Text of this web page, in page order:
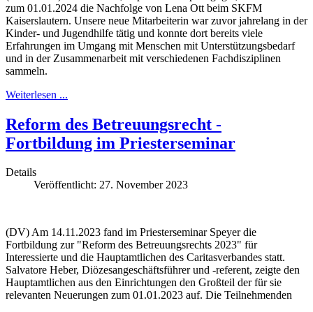
zum 01.01.2024 die Nachfolge von Lena Ott beim SKFM
Kaiserslautern. Unsere neue Mitarbeiterin war zuvor jahrelang in der
Kinder- und Jugendhilfe tätig und konnte dort bereits viele
Erfahrungen im Umgang mit Menschen mit Unterstützungsbedarf
und in der Zusammenarbeit mit verschiedenen Fachdisziplinen
sammeln.
Weiterlesen ...
Reform des Betreuungsrecht -
Fortbildung im Priesterseminar
Details
Veröffentlicht: 27. November 2023
(DV) Am 14.11.2023 fand im Priesterseminar Speyer die
Fortbildung zur "Reform des Betreuungsrechts 2023" für
Interessierte und die Hauptamtlichen des Caritasverbandes statt.
Salvatore Heber, Diözesangeschäftsführer und -referent, zeigte den
Hauptamtlichen aus den Einrichtungen den Großteil der für sie
relevanten Neuerungen zum 01.01.2023 auf. Die Teilnehmenden